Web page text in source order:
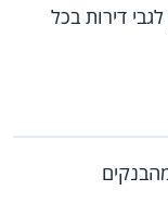
לגבי דירות בכל